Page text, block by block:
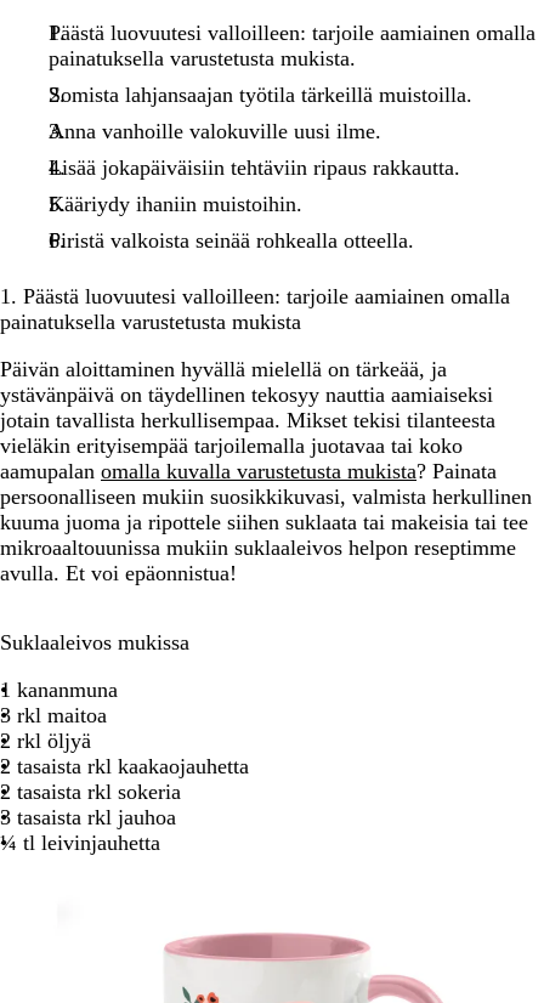
Päästä luovuutesi valloilleen: tarjoile aamiainen omalla
painatuksella varustetusta mukista.
Somista lahjansaajan työtila tärkeillä muistoilla.
Anna vanhoille valokuville uusi ilme.
Lisää jokapäiväisiin tehtäviin ripaus rakkautta.
Kääriydy ihaniin muistoihin.
Piristä valkoista seinää rohkealla otteella.
1. Päästä luovuutesi valloilleen: tarjoile aamiainen omalla
painatuksella varustetusta mukista
Päivän aloittaminen hyvällä mielellä on tärkeää, ja
ystävänpäivä on täydellinen tekosyy nauttia aamiaiseksi
jotain tavallista herkullisempaa. Mikset tekisi tilanteesta
vieläkin erityisempää tarjoilemalla juotavaa tai koko
aamupalan omalla kuvalla varustetusta mukista? Painata
persoonalliseen mukiin suosikkikuvasi, valmista herkullinen
kuuma juoma ja ripottele siihen suklaata tai makeisia tai tee
mikroaaltouunissa mukiin suklaaleivos helpon reseptimme
avulla. Et voi epäonnistua!
Suklaaleivos mukissa
1 kananmuna
3 rkl maitoa
2 rkl öljyä
2 tasaista rkl kaakaojauhetta
2 tasaista rkl sokeria
3 tasaista rkl jauhoa
¼ tl leivinjauhetta